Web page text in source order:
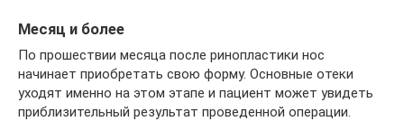
Месяц и более
По прошествии месяца после ринопластики нос
начинает приобретать свою форму. Основные отеки
уходят именно на этом этапе и пациент может увидеть
приблизительный результат проведенной операции.